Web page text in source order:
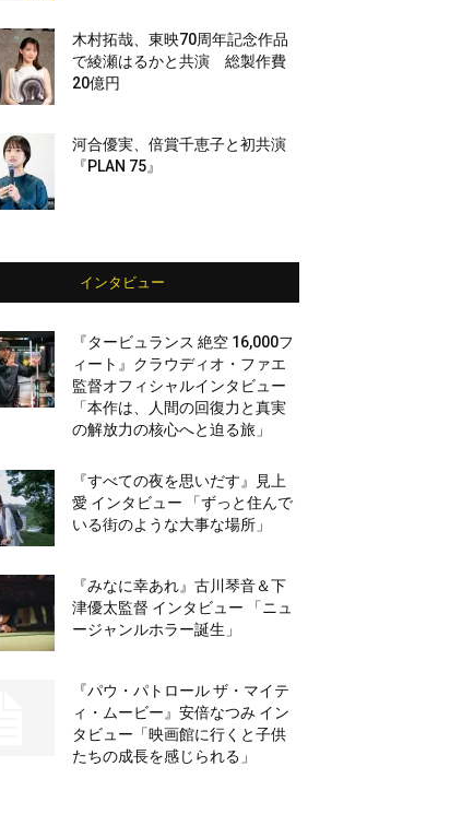
木村拓哉、東映70周年記念作品
で綾瀬はるかと共演 総製作費
20億円
河合優実、倍賞千恵子と初共演
『PLAN 75』
インタビュー
『タービュランス 絶空 16,000フ
ィート』クラウディオ・ファエ
監督オフィシャルインタビュー
「本作は、人間の回復力と真実
の解放力の核心へと迫る旅」
『すべての夜を思いだす』見上
愛 インタビュー 「ずっと住んで
いる街のような大事な場所」
『みなに幸あれ』古川琴音＆下
津優太監督 インタビュー 「ニュ
ージャンルホラー誕生」
『パウ・パトロール ザ・マイテ
ィ・ムービー』安倍なつみ イン
タビュー「映画館に行くと子供
たちの成長を感じられる」